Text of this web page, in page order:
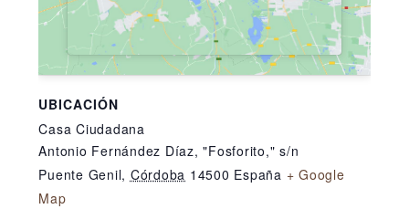
UBICACIÓN
Casa Ciudadana
Antonio Fernández Díaz, "Fosforito," s/n
Puente Genil, Córdoba 14500 España + Google
Map